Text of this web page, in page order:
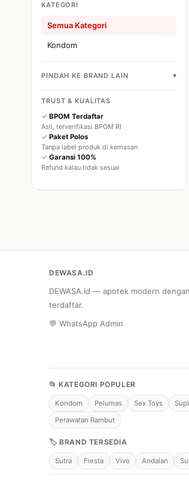
KATEGORI
Semua Kategori
Kondom
PINDAH KE BRAND LAIN ▾
TRUST & KUALITAS
✓ BPOM Terdaftar
Asli, terverifikasi BPOM RI
✓ Paket Polos
Tanpa label produk di kemasan
✓ Garansi 100%
Refund kalau tidak sesuai
DEWASA.ID
DEWASA.id — apotek modern
terdaftar.
💬 WhatsApp Admin
📂 KATEGORI POPULER
Kondom Pelumas Sex Toys
Perawatan Rambut
🏷 BRAND TERSEDIA
Sutra Fiesta Vivo Andalan